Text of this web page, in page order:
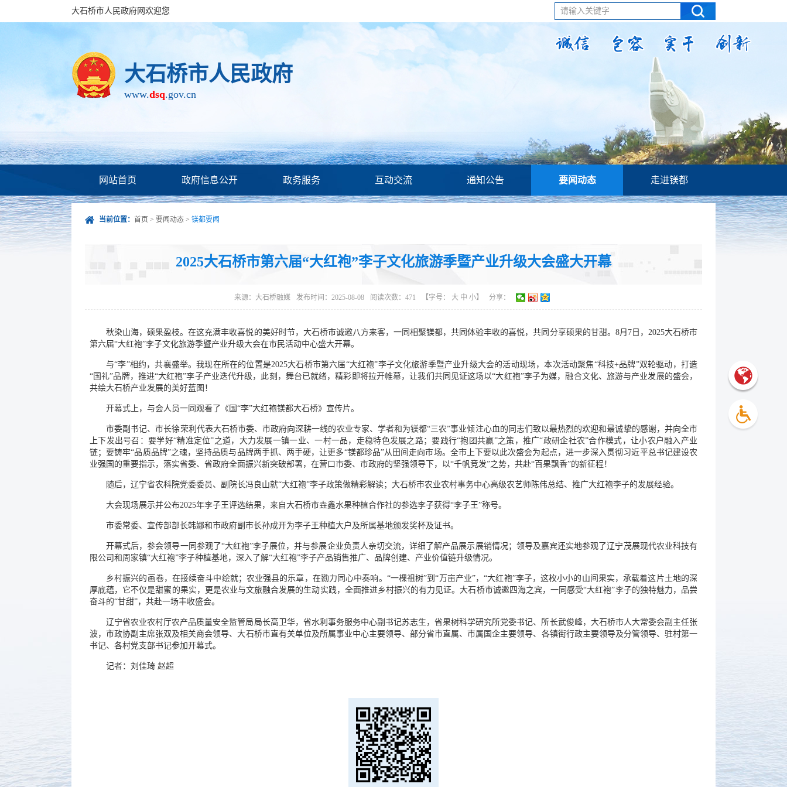
大石桥市人民政府网欢迎您 请输入关键字
大石桥市人民政府
www.dsq.gov.cn
网站首页 政府信息公开 政务服务 互动交流 通知公告 要闻动态 走进镁都
当前位置： 首页 > 要闻动态 > 镁都要闻
2025大石桥市第六届“大红袍”李子文化旅游季暨产业升级大会盛大开幕
来源： 大石桥融媒 发布时间：2025-08-08 阅读次数： 471 【字号： 大 中 小】 分享：
秋染山海，硕果盈枝。在这充满丰收喜悦的美好时节，大石桥市诚邀八方来客，一同相聚镁都，共同体验丰收的喜悦，共同分享硕果的甘甜。8月7日，2025大石桥市
第六届“大红袍”李子文化旅游季暨产业升级大会在市民活动中心盛大开幕。
与“李”相约，共襄盛举。我现在所在的位置是2025大石桥市第六届“大红袍”李子文化旅游季暨产业升级大会的活动现场，本次活动聚焦“科技+品牌”双轮驱动，打造
“国礼”品牌，推进“大红袍”李子产业迭代升级，此刻，舞台已就绪，精彩即将拉开帷幕，让我们共同见证这场以“大红袍”李子为媒，融合文化、旅游与产业发展的盛会，
共绘大石桥产业发展的美好蓝图！
开幕式上，与会人员一同观看了《国“李”大红袍镁都大石桥》宣传片。
市委副书记、市长徐荣利代表大石桥市委、市政府向深耕一线的农业专家、学者和为镁都“三农”事业倾注心血的同志们致以最热烈的欢迎和最诚挚的感谢，并向全市
上下发出号召：要学好“精准定位”之道，大力发展一镇一业、一村一品，走稳特色发展之路；要践行“抱团共赢”之策，推广“政研企社农”合作模式，让小农户融入产业
链；要铸牢“品质品牌”之魂，坚持品质与品牌两手抓、两手硬，让更多“镁都珍品”从田间走向市场。全市上下要以此次盛会为起点，进一步深入贯彻习近平总书记建设农
业强国的重要指示，落实省委、省政府全面振兴新突破部署，在营口市委、市政府的坚强领导下，以“千帆竞发”之势，共赴“百果飘香”的新征程！
随后，辽宁省农科院党委委员、副院长冯良山就“大红袍”李子政策做精彩解读；大石桥市农业农村事务中心高级农艺师陈伟总结、推广大红袍李子的发展经验。
大会现场展示并公布2025年李子王评选结果，来自大石桥市垚鑫水果种植合作社的参选李子获得“李子王”称号。
市委常委、宣传部部长韩娜和市政府副市长孙成开为李子王种植大户及所属基地颁发奖杯及证书。
开幕式后，参会领导一同参观了“大红袍”李子展位，并与参展企业负责人亲切交流，详细了解产品展示展销情况；领导及嘉宾还实地参观了辽宁茂展现代农业科技有
限公司和周家镇“大红袍”李子种植基地，深入了解“大红袍”李子产品销售推广、品牌创建、产业价值链升级情况。
乡村振兴的画卷，在接续奋斗中绘就；农业强县的乐章，在勠力同心中奏响。“一棵祖树”到“万亩产业”，“大红袍”李子，这枚小小的山间果实，承载着这片土地的深
厚底蕴，它不仅是甜蜜的果实，更是农业与文旅融合发展的生动实践，全面推进乡村振兴的有力见证。大石桥市诚邀四海之宾，一同感受“大红袍”李子的独特魅力，品尝
奋斗的“甘甜”，共赴一场丰收盛会。
辽宁省农业农村厅农产品质量安全监管局局长高卫华，省水利事务服务中心副书记苏志生，省果树科学研究所党委书记、所长武俊峰，大石桥市人大常委会副主任张
波，市政协副主席张双及相关商会领导、大石桥市直有关单位及所属事业中心主要领导、部分省市直属、市属国企主要领导、各镇街行政主要领导及分管领导、驻村第一
书记、各村党支部书记参加开幕式。
记者：刘佳琦 赵超